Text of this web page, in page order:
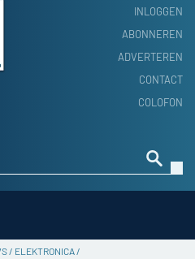
INLOGGEN
ABONNEREN
ADVERTEREN
CONTACT
COLOFON
/ ELEKTRONICA/